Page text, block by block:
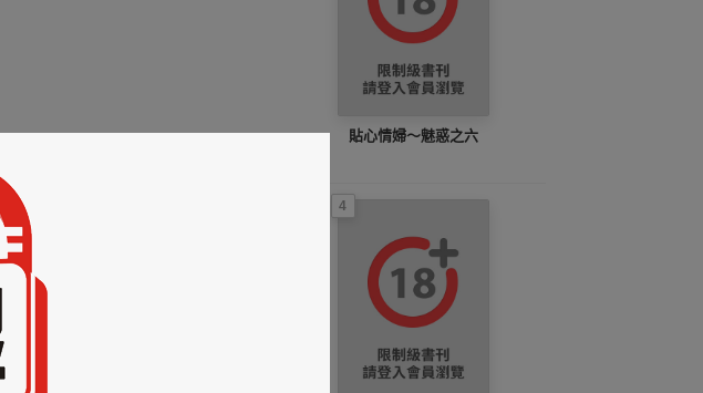
貼心情婦～魅惑之六
4